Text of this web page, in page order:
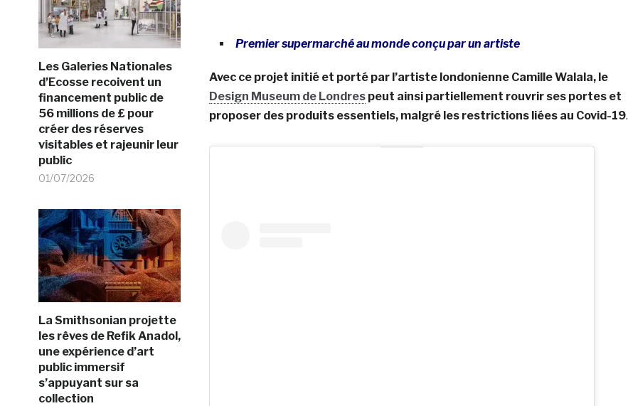
Les Galeries Nationales
d’Ecosse recoivent un
financement public de
56 millions de £ pour
créer des réserves
visitables et rajeunir leur
public
01/07/2026
La Smithsonian projette
les rêves de Refik Anadol,
une expérience d’art
public immersif
s’appuyant sur sa
collection
Premier supermarché au monde conçu par un artiste
Avec ce projet initié et porté par l’artiste londonienne Camille Walala, le
Design Museum de Londrespeut ainsi partiellement rouvrir ses portes et
proposer des produits essentiels, malgré les restrictions liées au Covid-19.